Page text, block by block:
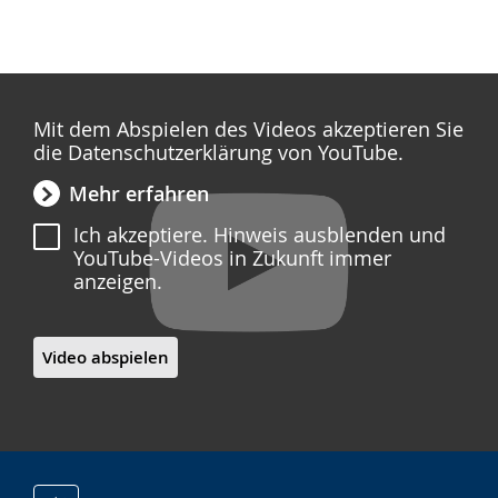
Mit dem Abspielen des Videos akzeptieren Sie
die Datenschutzerklärung von YouTube.
Mehr erfahren
Ich akzeptiere. Hinweis ausblenden und
YouTube-Videos in Zukunft immer
anzeigen.
Video abspielen